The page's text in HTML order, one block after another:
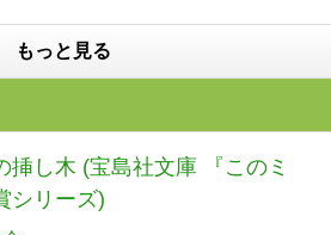
もっと見る
挿し木 (宝島社文庫 『このミ
シリーズ)